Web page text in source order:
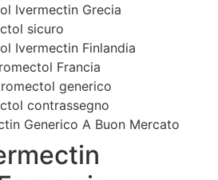
Ivermectin Grecia
sicuro
Ivermectin Finlandia
Francia
generico
contrassegno
Generico A Buon Mercato